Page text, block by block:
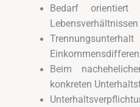
Bedarf
Lebensverhältnissen
Beim
konkreten